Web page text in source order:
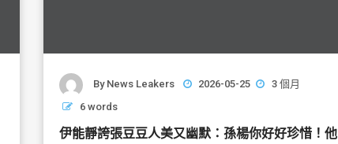
By News Leakers 2026-05-25
3 個月
6 words
伊能靜誇張豆豆人美又幽默：孫楊你好好珍惜！他